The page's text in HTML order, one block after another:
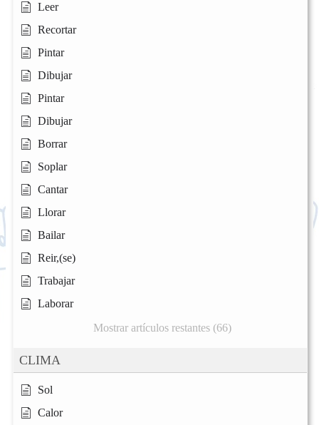
Leer
Recortar
Pintar
Dibujar
Pintar
Dibujar
Borrar
Soplar
Cantar
Llorar
Bailar
Reir,(se)
Trabajar
Laborar
Mostrar artículos restantes (66)
CLIMA
Sol
Calor